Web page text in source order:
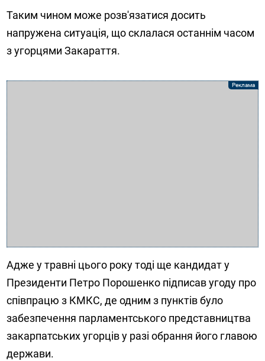
Таким чином може розв'язатися досить
напружена ситуація, що склалася останнім часом
з угорцями Закараття.
Адже у травні цього року тоді ще кандидат у
Президенти Петро Порошенко підписав угоду про
співпрацю з КМКС, де одним з пунктів було
забезпечення парламентського представництва
закарпатських угорців у разі обрання його главою
держави.